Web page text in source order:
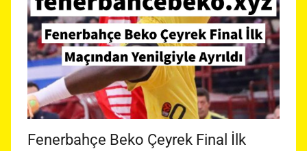
Fenerbahçe Beko Çeyrek Final İlk